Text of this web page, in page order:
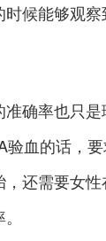
候能够观
率也只是
验血的话，
还需要女